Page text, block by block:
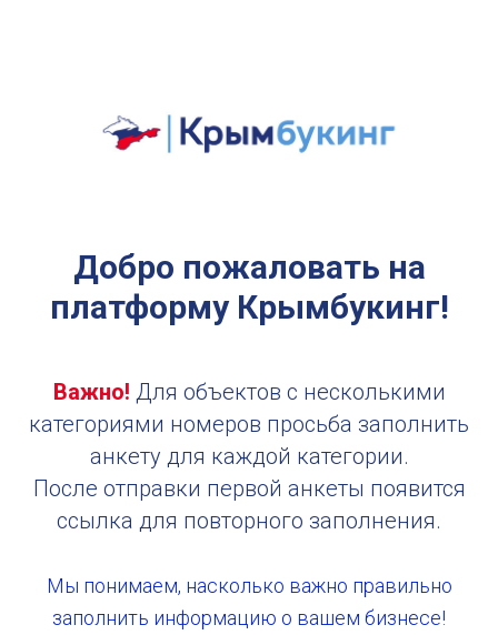
Добро пожаловать на
платформу Крымбукинг!
Важно! Для объектов с несколькими
категориями номеров просьба заполнить
анкету для каждой категории.
После отправки первой анкеты появится
ссылка для повторного заполнения.
Мы понимаем, насколько важно правильно
заполнить информацию о вашем бизнесе!